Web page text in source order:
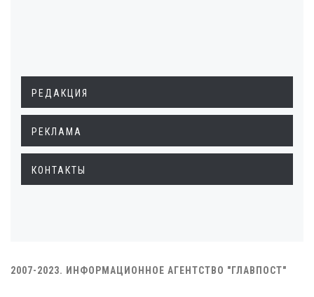
РЕДАКЦИЯ
РЕКЛАМА
КОНТАКТЫ
2007-2023. ИНФОРМАЦИОННОЕ АГЕНТСТВО "ГЛАВПОСТ"